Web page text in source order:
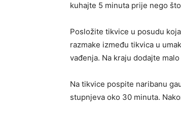
kuhajte 5 minuta prije nego
Posložite tikvice u posudu
razmake između tikvica u
vađenja. Na kraju dodajte
Na tikvice pospite naribanu
stupnjeva oko 30 minuta.